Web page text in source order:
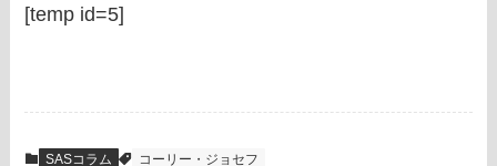
[temp id=5]
SASコラム コーリー・ジョセフ